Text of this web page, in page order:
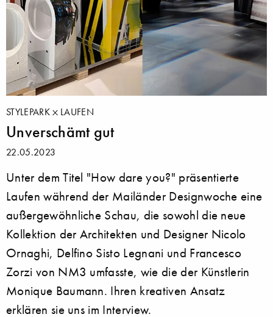
STYLEPARK LAUFEN
Unverschämt gut
22.05.2023
Unter dem Titel "How dare you?" präsentierte
Laufen während der Mailänder Designwoche eine
außergewöhnliche Schau, die sowohl die neue
Kollektion der Architekten und Designer Nicolo
Ornaghi, Delfino Sisto Legnani und Francesco
Zorzi von NM3 umfasste, wie die der Künstlerin
Monique Baumann. Ihren kreativen Ansatz
erklären sie uns im Interview.